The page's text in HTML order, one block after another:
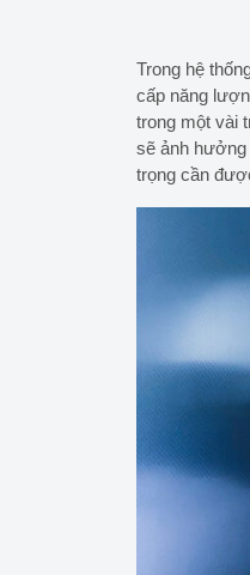
Trong hệ
cấp năng
trong một vài
sẽ ảnh hưởng
trọng cần